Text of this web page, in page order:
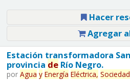
Hacer
Agregar
Estación transformadora
provincia deRío Negro.
por Agua y Energía Eléctrica, Sociedad